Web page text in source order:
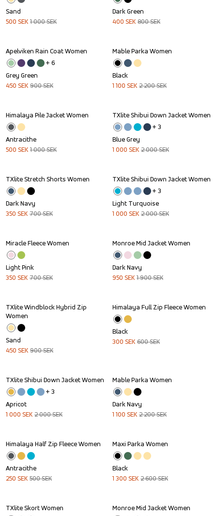
Sand
500 SEK 1 000SEK
Dark Green
400 SEK 800SEK
Sale
Apelviken Rain Coat Women
+ 6
Grey Green
450 SEK 900SEK
Sale
Mable Parka Women
Black
1 100 SEK 2 200SEK
Sale
Himalaya Pile Jacket Women
Antracithe
500 SEK 1 000SEK
Sale
TXlite Shibui Down Jacket Women
+ 3
Blue Grey
1 000 SEK 2 000SEK
Sale
TXlite Stretch Shorts Women
Dark Navy
350 SEK 700SEK
Sale
TXlite Shibui Down Jacket Women
+ 3
Light Turquoise
1 000 SEK 2 000SEK
Sale
Miracle Fleece Women
Light Pink
350 SEK 700SEK
Sale
Monroe Mid Jacket Women
Dark Navy
950 SEK 1 900SEK
Sale
TXlite Windblock Hybrid Zip
Women
Sand
450 SEK 900SEK
Sale
Himalaya Full Zip Fleece Women
Black
300 SEK 600SEK
Sale
TXlite Shibui Down Jacket Women
+ 3
Apricot
1 000 SEK 2 000SEK
Sale
Mable Parka Women
Dark Navy
1 100 SEK 2 200SEK
Sale
Himalaya Half Zip Fleece Women
Antracithe
250 SEK 500SEK
Sale
Maxi Parka Women
Black
1 300 SEK 2 600SEK
Sale
TXlite Skort Women Sale
Monroe Mid Jacket Women